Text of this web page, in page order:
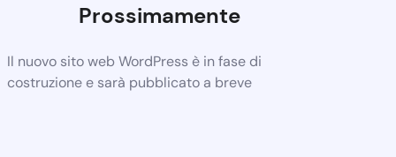
Prossimamente
Il nuovo sito web WordPress è in fase di
costruzione e sarà pubblicato a breve